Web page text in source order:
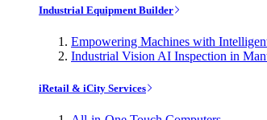
Industrial Equipment Builder
Empowering Machines with
Industrial Vision AI Inspection in
iRetail & iCity Services